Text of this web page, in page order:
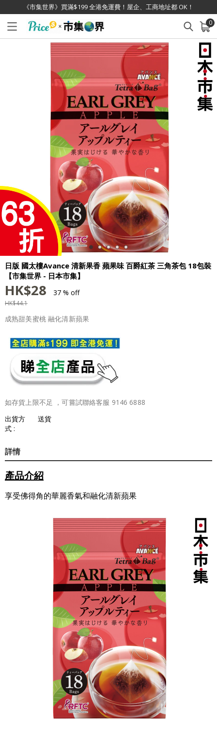
《市集世界》買滿$199 全港免運費！屋企、工商地址都 OK！
0
已加入購物車 查看
日版 國太樓Avance 清新果香 蘋果味 百爵紅茶 三角茶包 18包裝
【市集世界 - 日本市集】
HK$28 37 % off
HK$44.1
成熟甜美蜜桃 融化清新蘋果
如存貨上限不足 ，可嘗試聯絡客服 9146 6888
出貨方
式 :
送貨
詳情
產品介紹
享受佛得角的華麗香氣和融化清新蘋果